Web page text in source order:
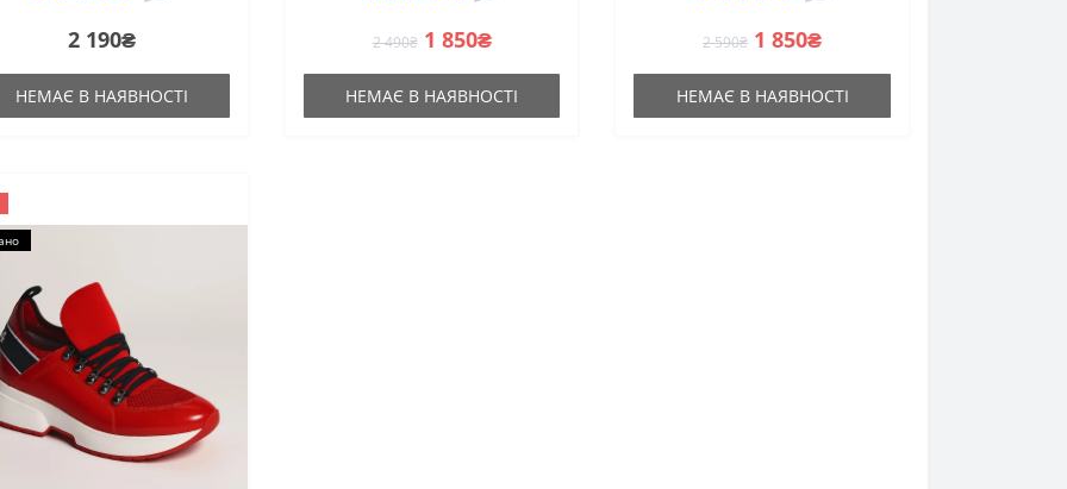
2 190₴
НЕМАЄ В НАЯВНОСТІ
2 490₴ 1 850₴
НЕМАЄ В НАЯВНОСТІ
2 590₴ 1 850₴
НЕМАЄ В НАЯВНОСТІ